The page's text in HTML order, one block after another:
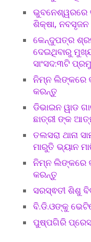
ଭୁବନେଶ୍ୱରରେ
ଶିକ୍ଷା,
କେନ୍ଦୁପତ୍ର
ଦେଇଥିବାରୁ
ସାଂସଦ:୩ଟି
ନିମ୍ନ ଲିଙ୍କରେ
କରନ୍ତୁ
ଡିଭାଇନ ୱାଡ
ଛାତ୍ରୀ ଙ୍କ
ତଲସରା ଥାନା
ମାରୁତି ଭ୍ୟାନ
ନିମ୍ନ ଲିଙ୍କରେ
କରନ୍ତୁ
ସରସ୍ଵତୀ ଶିଶୁ
ବି.ଡି.ଓଙ୍କୁ
ପୁଷ୍ପଗିରି